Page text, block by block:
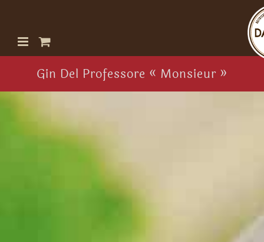
contenu
Gin Del Professore « Monsieur »